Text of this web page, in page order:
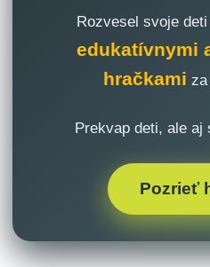
Rozvesel svoje deti
edukatívnymi
hračkami
Prekvap deti, ale aj
Pozrieť